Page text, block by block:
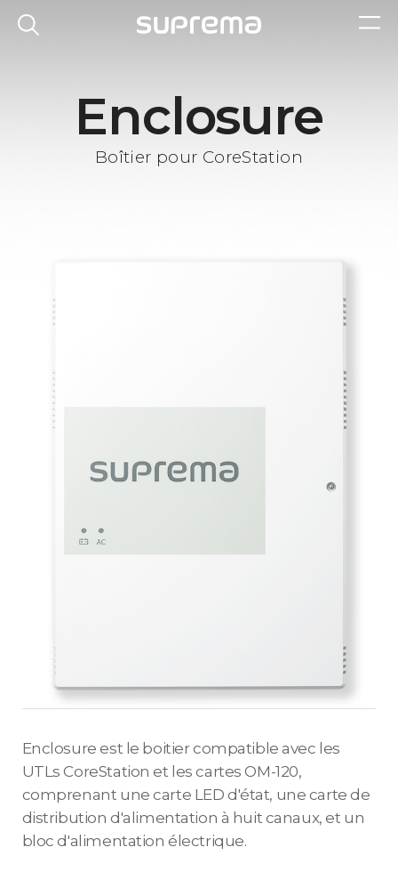
Enclosure
Boîtier pour CoreStation
Enclosure est le boitier compatible avec les
UTLs CoreStation et les cartes OM-120,
comprenant une carte LED d'état, une carte de
distribution d'alimentation à huit canaux, et un
bloc d'alimentation électrique.